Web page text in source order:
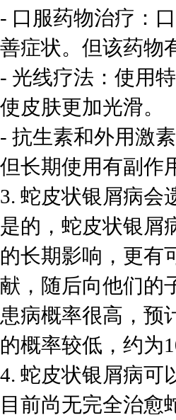
- 口服药物治疗：
善症状。但该药物
- 光线疗法：使用
使皮肤更加光滑。
- 抗生素和外用激
但长期使用有副作
3. 蛇皮状银屑病会
是的，蛇皮状银屑
的长期影响，更有
献，随后向他们的
患病概率很高，预
的概率较低，约为
4. 蛇皮状银屑病可
目前尚无完全治愈